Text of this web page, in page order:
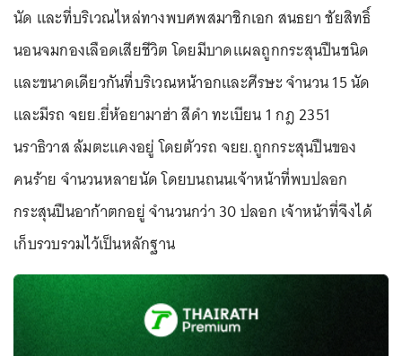
นัด และที่บริเวณไหล่ทางพบศพสมาชิกเอก สนธยา ชัยสิทธิ์
นอนจมกองเลือดเสียชีวิต โดยมีบาดแผลถูกกระสุนปืนชนิด
และขนาดเดียวกันที่บริเวณหน้าอกและศีรษะ จำนวน 15 นัด
และมีรถ จยย.ยี่ห้อยามาฮ่า สีดำ ทะเบียน 1 กฎ 2351
นราธิวาส ล้มตะแคงอยู่ โดยตัวรถ จยย.ถูกกระสุนปืนของ
คนร้าย จำนวนหลายนัด โดยบนถนนเจ้าหน้าที่พบปลอก
กระสุนปืนอาก้าตกอยู่ จำนวนกว่า 30 ปลอก เจ้าหน้าที่จึงได้
เก็บรวบรวมไว้เป็นหลักฐาน